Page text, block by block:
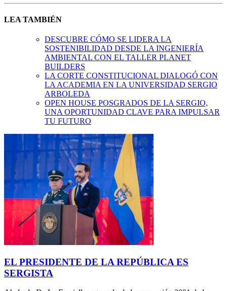
LEA TAMBIÉN
DESCUBRE CÓMO SE LIDERA LA
SOSTENIBILIDAD DESDE LA INGENIERÍA
AMBIENTAL CON EL TALLER PLANET
BUILDERS
LA CORTE CONSTITUCIONAL DIALOGÓ CON
LA ACADEMIA EN LA UNIVERSIDAD SERGIO
ARBOLEDA
OPEN HOUSE POSGRADOS DE LA SERGIO,
UNA OPORTUNIDAD CLAVE PARA IMPULSAR
TU FUTURO
EL PRESIDENTE DE LA REPÚBLICA ES
SERGISTA